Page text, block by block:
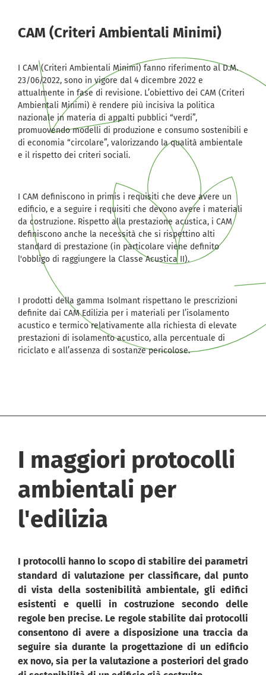
CAM (Criteri Ambientali Minimi)
I CAM (Criteri Ambientali Minimi) fanno riferimento al D.M.
23/06/2022, sono in vigore dal 4 dicembre 2022 e
attualmente in fase di revisione. L’obiettivo dei CAM (Criteri
Ambientali Minimi) è rendere più incisiva la politica
nazionale in materia di appalti pubblici “verdi”,
promuovendo modelli di produzione e consumo sostenibili e
di economia “circolare”, valorizzando la qualità ambientale
e il rispetto dei criteri sociali.
I CAM definiscono in primis i requisiti che deve avere un
edificio, e a seguire i requisiti che devono avere i materiali
da costruzione. Rispetto alla prestazione acustica, i CAM
definiscono anche la necessità che si rispettino alti
standard di prestazione (in particolare viene definito
l'obbligo di raggiungere la Classe Acustica II).
I prodotti della gamma Isolmant rispettano le prescrizioni
definite dai CAM Edilizia per i materiali per l’isolamento
acustico e termico relativamente alla richiesta di elevate
prestazioni di isolamento acustico, alla percentuale di
riciclato e all’assenza di sostanze pericolose.
I maggiori protocolli
ambientali per
l'edilizia
I protocolli hanno lo scopo di stabilire dei parametri
standard di valutazione per classificare, dal punto
di vista della sostenibilità ambientale, gli edifici
esistenti e quelli in costruzione secondo delle
regole ben precise. Le regole stabilite dai protocolli
consentono di avere a disposizione una traccia da
seguire sia durante la progettazione di un edificio
ex novo, sia per la valutazione a posteriori del grado